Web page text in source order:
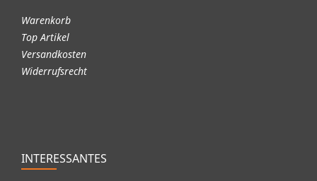
Warenkorb
Top Artikel
Versandkosten
Widerrufsrecht
INTERESSANTES